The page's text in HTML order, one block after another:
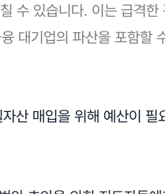
수 있습니다. 이는 급격한
대기업의 파산을 포함할
산 매입을 위해 예산이 필